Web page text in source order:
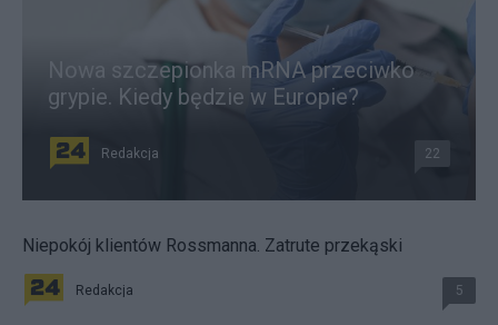
Nowa szczepionka mRNA przeciwko
grypie. Kiedy będzie w Europie?
Redakcja 22
Niepokój klientów Rossmanna. Zatrute przekąski
Redakcja 5